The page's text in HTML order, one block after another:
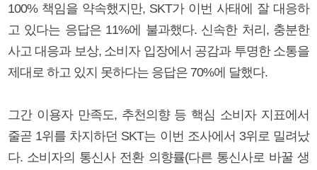
100% 책임을 약속했지만, SKT가 이번 사태에 잘 대응하
고 있다는 응답은 11%에 불과했다. 신속한 처리, 충분한
사고 대응과 보상, 소비자 입장에서 공감과 투명한 소통을
제대로 하고 있지 못하다는 응답은 70%에 달했다.
그간 이용자 만족도, 추천의향 등 핵심 소비자 지표에서
줄곧 1위를 차지하던 SKT는 이번 조사에서 3위로 밀려났
다. 소비자의 통신사 전환 의향률(다른 통신사로 바꿀 생